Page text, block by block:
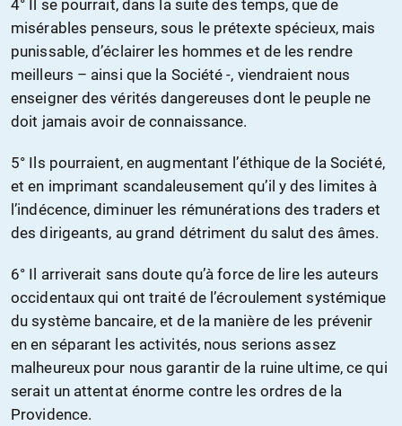
4° Il se pourrait, dans la suite des temps, que de
misérables penseurs, sous le prétexte spécieux, mais
punissable, d’éclairer les hommes et de les rendre
meilleurs – ainsi que la Société -, viendraient nous
enseigner des vérités dangereuses dont le peuple ne
doit jamais avoir de connaissance.
5° Ils pourraient, en augmentant l’éthique de la Société,
et en imprimant scandaleusement qu’il y des limites à
l’indécence, diminuer les rémunérations des traders et
des dirigeants, au grand détriment du salut des âmes.
6° Il arriverait sans doute qu’à force de lire les auteurs
occidentaux qui ont traité de l’écroulement systémique
du système bancaire, et de la manière de les prévenir
en en séparant les activités, nous serions assez
malheureux pour nous garantir de la ruine ultime, ce qui
serait un attentat énorme contre les ordres de la
Providence.